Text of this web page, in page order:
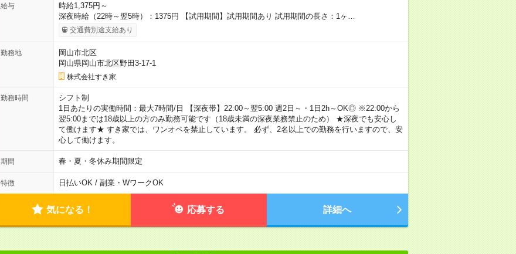
給与
時給1,375円～
深夜時給（22時～翌5時）：1375円 【試用期間】試用期間あり 試用期間の長さ：1ヶ…
交通費別途支給あり
勤務地
岡山市北区
岡山県岡山市北区野田3-17-1
株式会社すき家
勤務時間
シフト制
1日あたりの実働時間：最大7時間/日 【深夜帯】22:00～翌5:00 週2日～・1日2h～OK◎ ※22:00から
翌5:00までは18歳以上の方のみ勤務可能です（18歳未満の深夜業務禁止のため） ★深夜でも安心し
て働けます★ すき家では、ワンオペを禁止しています。 必ず、2名以上での勤務を行いますので、安
心して働けます。
期間 春・夏・冬休み期間限定
特徴 日払いOK / 副業・WワークOK
気になる！ 応募する 詳細へ